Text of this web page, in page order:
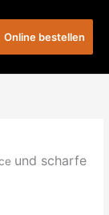
Online bestellen
und scharfe